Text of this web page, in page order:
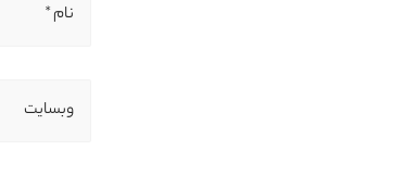
نام *
وبسایت